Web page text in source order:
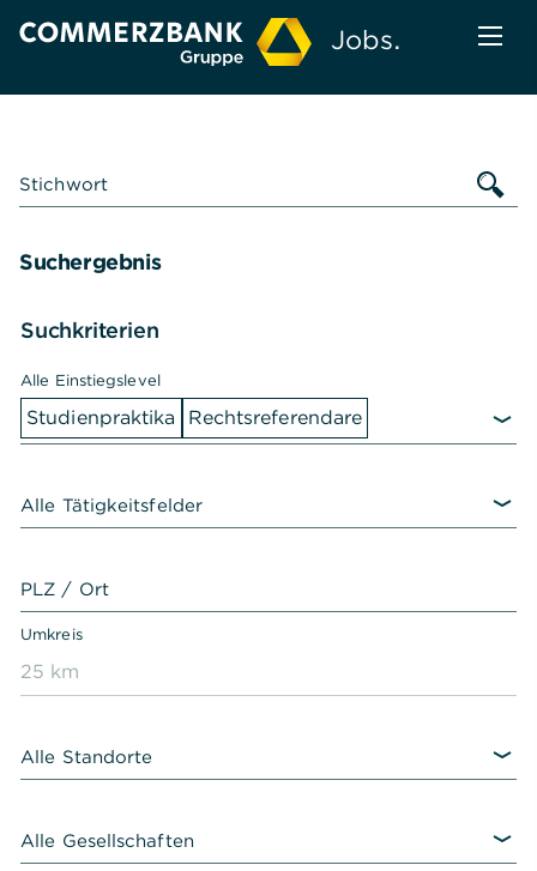
Inhalt
Navigation
Jobs. Menü
Stichwort
Suchergebnis
Suchergebnis
Suchkriterien
Alle Einstiegslevel
Studienpraktika Rechtsreferendare
Alle Tätigkeitsfelder
PLZ / Ort
Umkreis
25 km
Alle Standorte
Alle Gesellschaften